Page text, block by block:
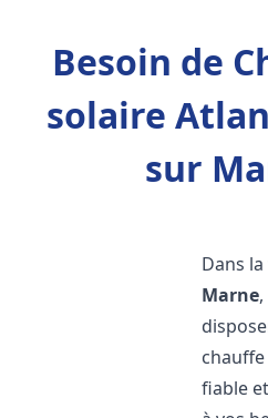
Besoin de
solaire
sur
Dans
Marne
fiable